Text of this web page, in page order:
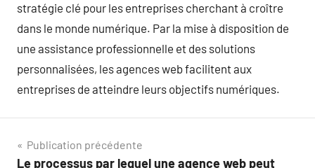
stratégie clé pour les entreprises cherchant à croître
dans le monde numérique. Par la mise à disposition de
une assistance professionnelle et des solutions
personnalisées, les agences web facilitent aux
entreprises de atteindre leurs objectifs numériques.
Navigation
Publication précédente
Le processus par lequel une agence web peut